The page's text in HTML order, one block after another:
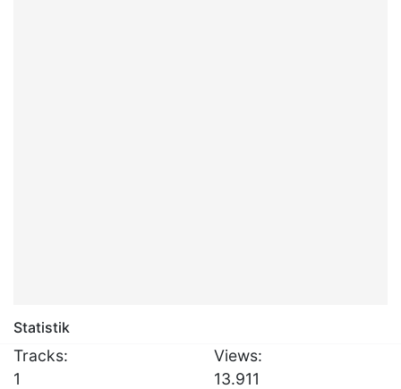
Statistik
Tracks:
1
Views:
13.911